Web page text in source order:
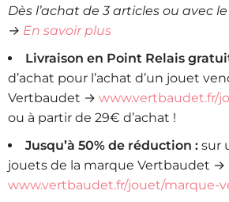
Dès l’achat de 3 articles ou avec
→ En savoir plus
Livraison en Point Relais
d’achat pour l’achat d’un jouet
Vertbaudet → www.vertbaudet.fr/
ou à partir de 29€ d’achat !
Jusqu’à 50% de réduction : sur
jouets de la marque Vertbaudet →
www.vertbaudet.fr/jouet/marque-